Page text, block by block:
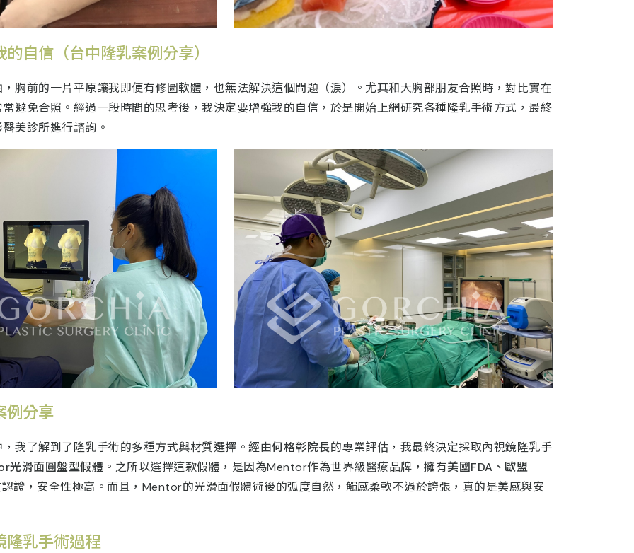
自信（台中隆乳案例分享）
胸前的一片平原讓我即便有修圖軟體，也無法解決這個問題（淚）。尤其和大胸部朋友合照時，對比實在
避免合照。經過一段時間的思考後，我決定要增強我的自信，於是開始上網研究各種隆乳手術方式，最終
美診所進行諮詢。
例分享
我了解到了隆乳手術的多種方式與材質選擇。經由何格彰院長的專業評估，我最終決定採取內視鏡隆乳手
光滑面圓盤型假體 。之所以選擇這款假體，是因為Mentor作為世界級醫療品牌，擁有美國FDA、歐盟
證，安全性極高。而且，Mentor的光滑面假體術後的弧度自然，觸感柔軟不過於誇張，真的是美感與安
隆乳手術過程